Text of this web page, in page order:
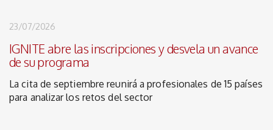
23/07/2026
IGNITE abre las inscripciones y desvela un avance
de su programa
La cita de septiembre reunirá a profesionales de 15 países
para analizar los retos del sector